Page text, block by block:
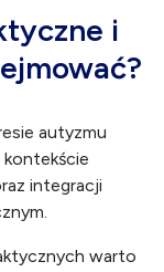
i
autyzmu
kontekście
integracji
warto